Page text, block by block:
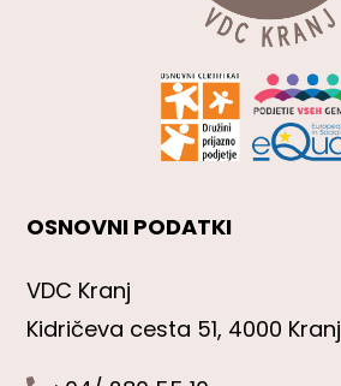
OSNOVNI PODATKI
VDC Kranj
Kidričeva cesta 51, 4000 Kranj